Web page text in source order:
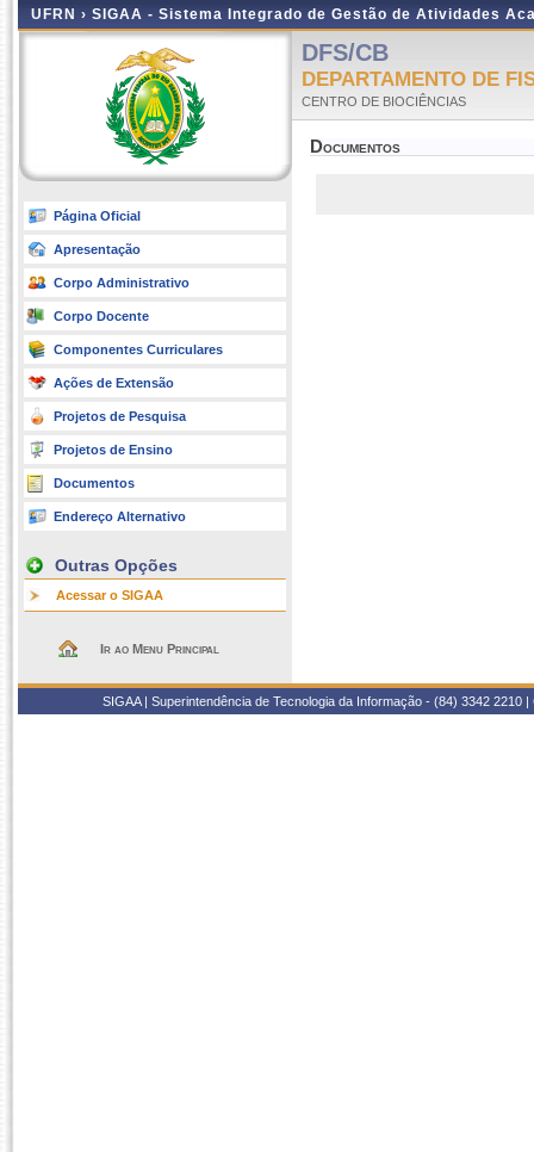
UFRN › SIGAA - Sistema Integrado de Gestão de Atividades
Página Oficial
Apresentação
Corpo Administrativo
Corpo Docente
Componentes Curriculares
Ações de Extensão
Projetos de Pesquisa
Projetos de Ensino
Documentos
Endereço Alternativo
Outras Opções
Acessar o SIGAA
Ir ao Menu Principal
DFS/CB
DEPARTAMENTO DE
CENTRO DE BIOCIÊNCIAS
Documentos
SIGAA | Superintendência de Tecnologia da Informação - (84) 3342